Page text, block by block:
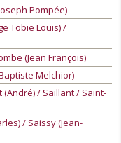
Pompée)
Tobie Louis) /
(Jean François)
Melchior)
(André) / Saillant / Saint-
/ Saissy (Jean-